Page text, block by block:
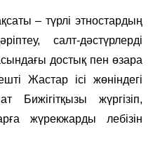
– түрлі этностардың
салт-дәстүрлерді
достық пен өзара
Жастар ісі жөніндегі
Бижігітқызы жүргізіп,
жүрекжарды лебізін